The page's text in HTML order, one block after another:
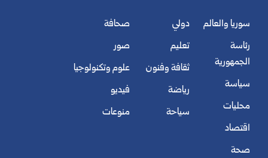
سوريا والعالم
رئاسة
الجمهورية
سياسة
محليات
اقتصاد
صحة
دولي
تعليم
ثقافة وفنون
رياضة
سياحة
صحافة
صور
علوم وتكنولوجيا
فيديو
منوعات